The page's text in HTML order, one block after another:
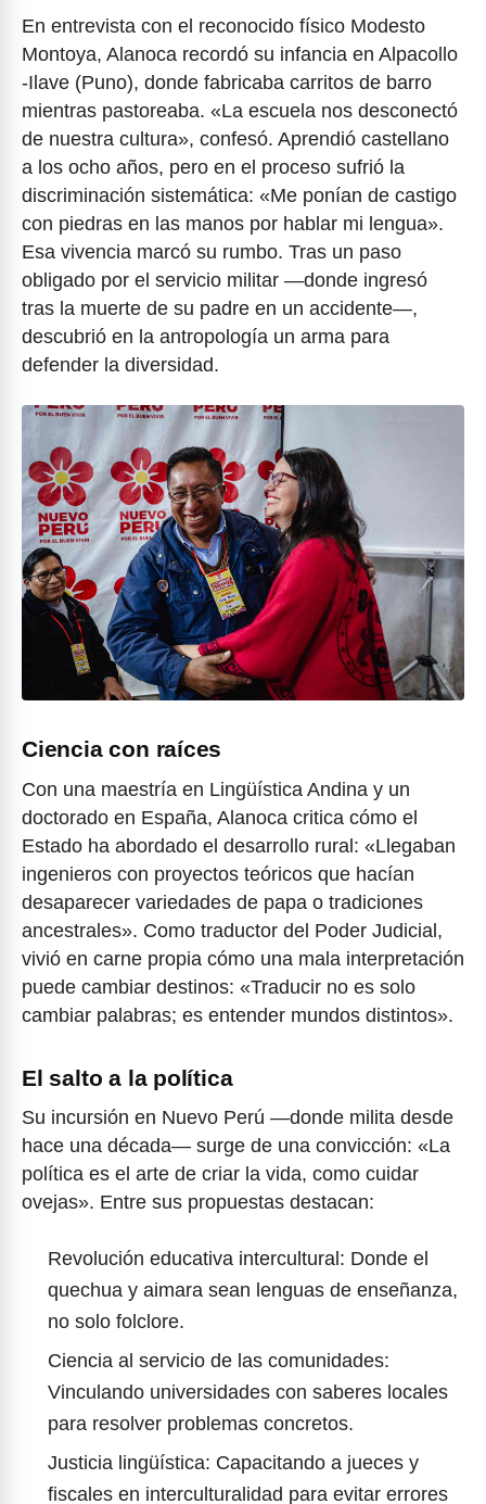
En entrevista con el reconocido físico Modesto
Montoya, Alanoca recordó su infancia en Alpacollo
-Ilave (Puno), donde fabricaba carritos de barro
mientras pastoreaba. «La escuela nos desconectó
de nuestra cultura», confesó. Aprendió castellano
a los ocho años, pero en el proceso sufrió la
discriminación sistemática: «Me ponían de castigo
con piedras en las manos por hablar mi lengua».
Esa vivencia marcó su rumbo. Tras un paso
obligado por el servicio militar —donde ingresó
tras la muerte de su padre en un accidente—,
descubrió en la antropología un arma para
defender la diversidad.
Ciencia con raíces
Con una maestría en Lingüística Andina y un
doctorado en España, Alanoca critica cómo el
Estado ha abordado el desarrollo rural: «Llegaban
ingenieros con proyectos teóricos que hacían
desaparecer variedades de papa o tradiciones
ancestrales». Como traductor del Poder Judicial,
vivió en carne propia cómo una mala interpretación
puede cambiar destinos: «Traducir no es solo
cambiar palabras; es entender mundos distintos».
El salto a la política
Su incursión en Nuevo Perú —donde milita desde
hace una década— surge de una convicción: «La
política es el arte de criar la vida, como cuidar
ovejas». Entre sus propuestas destacan:
Revolución educativa intercultural: Donde el
quechua y aimara sean lenguas de enseñanza,
no solo folclore.
Ciencia al servicio de las comunidades:
Vinculando universidades con saberes locales
para resolver problemas concretos.
Justicia lingüística: Capacitando a jueces y
fiscales en interculturalidad para evitar errores